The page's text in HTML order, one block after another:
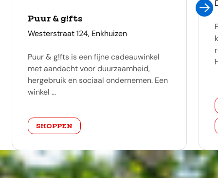
Puur & g!fts
adres
Westerstraat 124, Enkhuizen
Puur & g!fts is een fijne cadeauwinkel
met aandacht voor duurzaamheid,
hergebruik en sociaal ondernemen. Een
winkel ...
categorie
SHOPPEN